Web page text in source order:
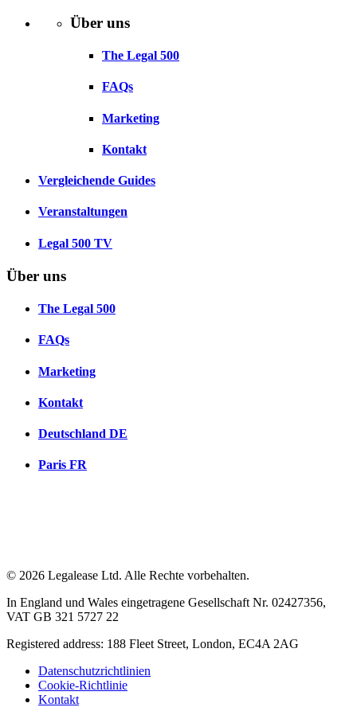
Über uns
The Legal 500
FAQs
Marketing
Kontakt
Vergleichende Guides
Veranstaltungen
Legal 500 TV
Über uns
The Legal 500
FAQs
Marketing
Kontakt
Deutschland DE
Paris FR
© 2026 Legalease Ltd. Alle Rechte vorbehalten.
In England und Wales eingetragene Gesellschaft Nr. 02427356,
VAT GB 321 5727 22
Registered address: 188 Fleet Street, London, EC4A 2AG
Datenschutzrichtlinien
Cookie-Richtlinie
Kontakt